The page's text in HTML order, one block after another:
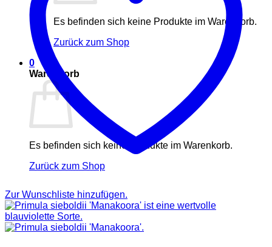
Es befinden sich keine Produkte im Warenkorb.
Zurück zum Shop
0
Warenkorb
Es befinden sich keine Produkte im Warenkorb.
Zurück zum Shop
Zur Wunschliste hinzufügen.